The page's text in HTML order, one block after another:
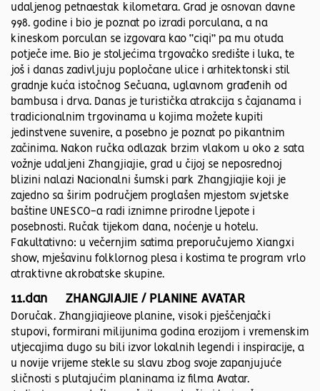
udaljenog petnaestak kilometara. Grad je osnovan davne
998. godine i bio je poznat po izradi porculana, a na
kineskom porculan se izgovara kao “ciqi” pa mu otuda
potječe ime. Bio je stoljećima trgovačko središte i luka, te
još i danas zadivljuju popločane ulice i arhitektonski stil
gradnje kuća istočnog Sečuana, uglavnom građenih od
bambusa i drva. Danas je turistička atrakcija s čajanama i
tradicionalnim trgovinama u kojima možete kupiti
jedinstvene suvenire, a posebno je poznat po pikantnim
začinima. Nakon ručka odlazak brzim vlakom u oko 2 sata
vožnje udaljeni Zhangjiajie, grad u čijoj se neposrednoj
blizini nalazi Nacionalni šumski park Zhangjiajie koji je
zajedno sa širim područjem proglašen mjestom svjetske
baštine UNESCO-a radi iznimne prirodne ljepote i
posebnosti. Ručak tijekom dana, noćenje u hotelu.
Fakultativno: u večernjim satima preporučujemo Xiangxi
show, mješavinu folklornog plesa i kostima te program vrlo
atraktivne akrobatske skupine.
11.dan ZHANGJIAJIE / PLANINE AVATAR
Doručak. Zhangjiajieove planine, visoki pješčenjački
stupovi, formirani milijunima godina erozijom i vremenskim
utjecajima dugo su bili izvor lokalnih legendi i inspiracije, a
u novije vrijeme stekle su slavu zbog svoje zapanjujuće
sličnosti s plutajućim planinama iz filma Avatar.